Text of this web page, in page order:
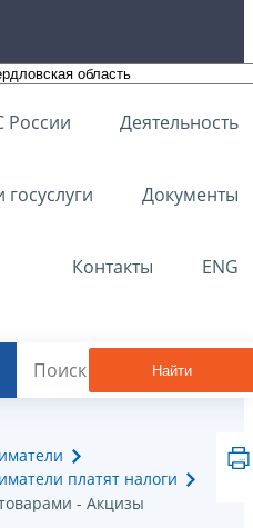
Деятельность
Документы
Контакты ENG
Найти
платят налоги
- Акцизы